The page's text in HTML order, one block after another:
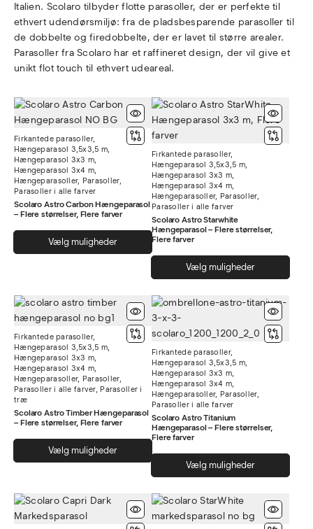
Italien. Scolaro tilbyder flotte parasoller, der er perfekte til
ethvert udendørsmiljø: fra de pladsbesparende parasoller til
de dobbelte og firedobbelte, der er lavet til større arealer.
Parasoller fra Scolaro har et raffineret design, der vil give et
unikt flot touch til ethvert udeareal.
Firkantede parasoller,
Hængeparasol 3,5x3,5 m,
Hængeparasol 3x3 m,
Hængeparasol 3x4 m,
Hængeparasoller, Parasoller,
Parasoller i alle farver
Scolaro Astro Carbon Hængeparasol
– Flere størrelser, Flere farver
Vælg muligheder
Dette
vare
flere
varianter.
Mulighederne
kan
på
varesiden
Firkantede parasoller,
Hængeparasol 3,5x3,5 m,
Hængeparasol 3x3 m,
Hængeparasol 3x4 m,
Hængeparasoller, Parasoller,
Parasoller i alle farver
Scolaro Astro Starwhite
Hængeparasol – Flere størrelser,
Flere farver
Vælg muligheder
vare
Firkantede parasoller,
Hængeparasol 3,5x3,5 m,
Hængeparasol 3x3 m,
Hængeparasol 3x4 m,
Hængeparasoller, Parasoller,
Parasoller i alle farver, Parasoller i
træ
Scolaro Astro Timber Hængeparasol
– Flere størrelser, Flere farver
Vælg muligheder
Dette
har
flere
varianter.
Mulighederne
Firkantede parasoller,
Hængeparasol 3,5x3,5 m,
Hængeparasol 3x3 m,
Hængeparasol 3x4 m,
Hængeparasoller, Parasoller,
Parasoller i alle farver
Scolaro Astro Titanium
Hængeparasol – Flere størrelser,
Flere farver
Vælg muligheder
vare